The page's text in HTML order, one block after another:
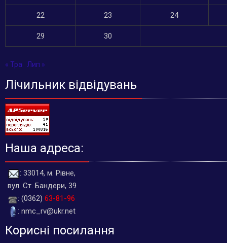
22 23 24
29 30
« Тра Лип »
Лічильник відвідувань
Наша адреса:
: 33014, м. Рівне,
вул. Ст. Бандери, 39
: (0362) 63-81-96
: nmc_rv@ukr.net
Корисні посилання